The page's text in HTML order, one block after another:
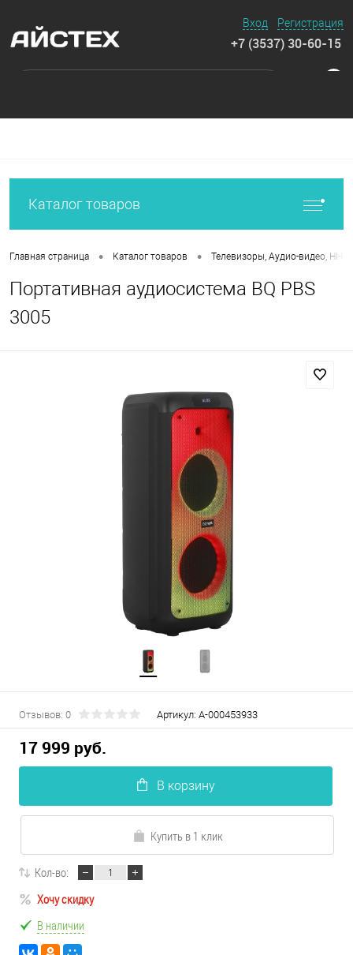
Вход Регистрация
+7 (3537) 30-60-15
Каталог товаров
Главная страница • Каталог товаров • Телевизоры, Аудио-видео, HI-FI
Портативная аудиосистема BQ PBS
3005
Отзывов: 0 Артикул: А-000453933
17 999 руб.
В корзину
Купить в 1 клик
Кол-во:
Хочу скидку
В наличии